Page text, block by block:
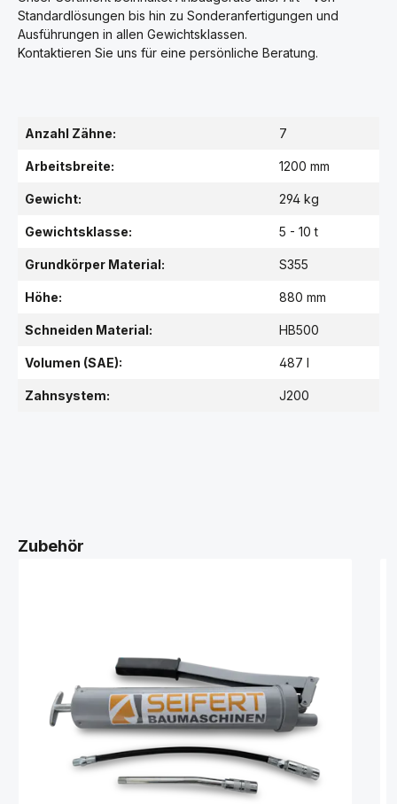
Standardlösungen bis hin zu Sonderanfertigungen und
Ausführungen in allen Gewichtsklassen.
Kontaktieren Sie uns für eine persönliche Beratung.
Anzahl Zähne: 7
Arbeitsbreite: 1200 mm
Gewicht: 294 kg
Gewichtsklasse: 5 - 10 t
Grundkörper Material: S355
Höhe: 880 mm
Schneiden Material: HB500
Volumen (SAE): 487 l
Zahnsystem: J200
Zubehör